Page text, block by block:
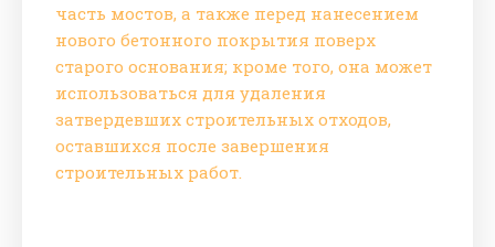
часть мостов, а также перед нанесением
нового бетонного покрытия поверх
старого основания; кроме того, она может
использоваться для удаления
затвердевших строительных отходов,
оставшихся после завершения
строительных работ.